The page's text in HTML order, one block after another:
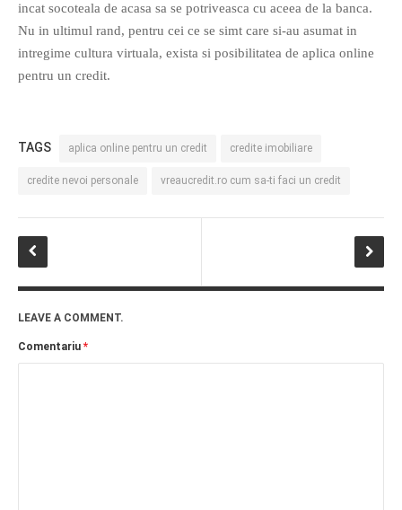
mind games, then this is the
book for you. Take the
own acrostics and describing
famous movies by using the
very letters of their titles!
RASFOIESTE
incat socoteala de acasa sa se potriveasca cu aceea de la banca.
Nu in ultimul rand, pentru cei ce se simt care si-au asumat in
intregime cultura virtuala, exista si posibilitatea de aplica online
pentru un credit.
TAGS aplica online pentru un credit credite imobiliare
credite nevoi personale vreaucredit.ro cum sa-ti faci un credit
LEAVE A COMMENT.
Comentariu *